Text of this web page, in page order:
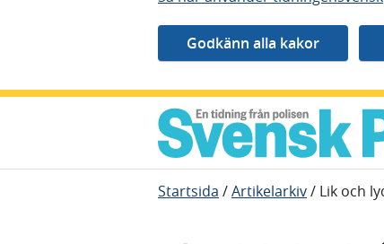
Startsida /Artikelarkiv/ Lik och